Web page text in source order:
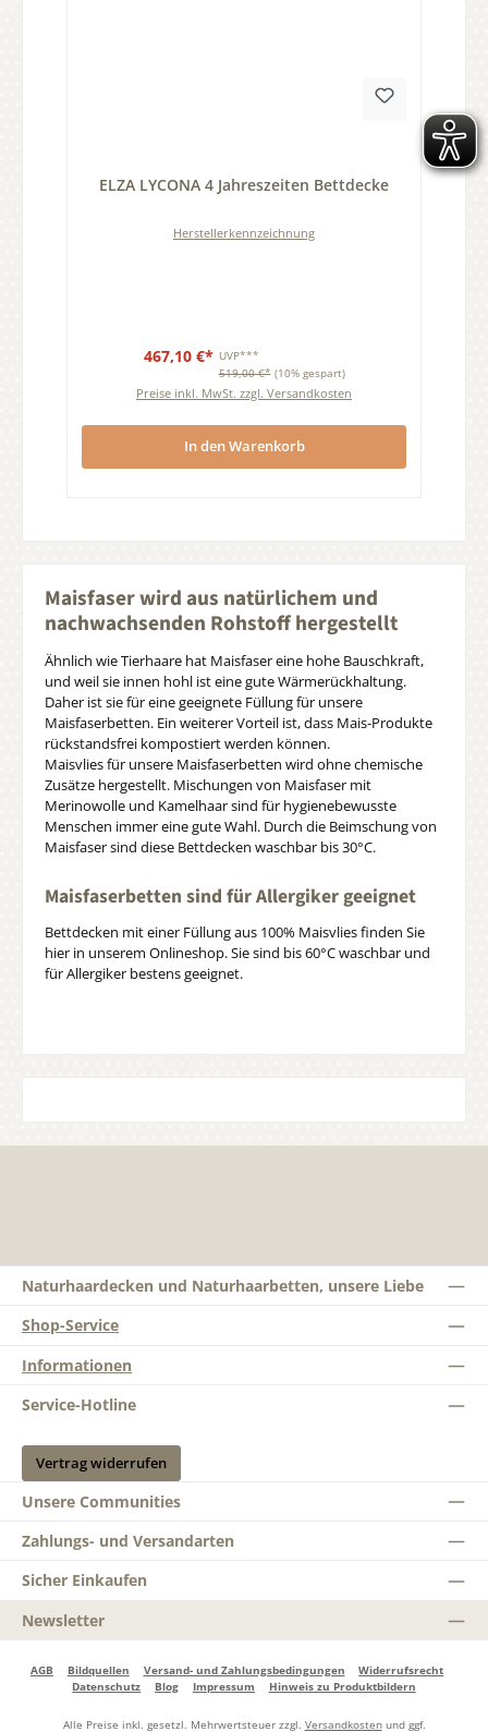
ELZA LYCONA 4 Jahreszeiten Bettdecke
Herstellerkennzeichnung
467,10 €* UVP***
519,00 €* (10% gespart)
Preise inkl. MwSt. zzgl. Versandkosten
In den Warenkorb
Maisfaser wird aus natürlichem und
nachwachsenden Rohstoff hergestellt
Ähnlich wie Tierhaare hat Maisfaser eine hohe Bauschkraft,
und weil sie innen hohl ist eine gute Wärmerückhaltung.
Daher ist sie für eine geeignete Füllung für unsere
Maisfaserbetten. Ein weiterer Vorteil ist, dass Mais-Produkte
rückstandsfrei kompostiert werden können.
Maisvlies für unsere Maisfaserbetten wird ohne chemische
Zusätze hergestellt. Mischungen von Maisfaser mit
Merinowolle und Kamelhaar sind für hygienebewusste
Menschen immer eine gute Wahl. Durch die Beimschung von
Maisfaser sind diese Bettdecken waschbar bis 30°C.
Maisfaserbetten sind für Allergiker geeignet
Bettdecken mit einer Füllung aus 100% Maisvlies finden Sie
hier in unserem Onlineshop. Sie sind bis 60°C waschbar und
für Allergiker bestens geeignet.
Naturhaardecken und Naturhaarbetten, unsere Liebe
Shop-Service
Informationen
Service-Hotline
Vertrag widerrufen
Unsere Communities
Zahlungs- und Versandarten
Sicher Einkaufen
Newsletter
AGB Bildquellen Versand- und Zahlungsbedingungen
Widerrufsrecht
Datenschutz
Blog Impressum Hinweis zu Produktbildern
Alle Preise inkl. gesetzl. Mehrwertsteuer zzgl. Versandkostenund ggf.